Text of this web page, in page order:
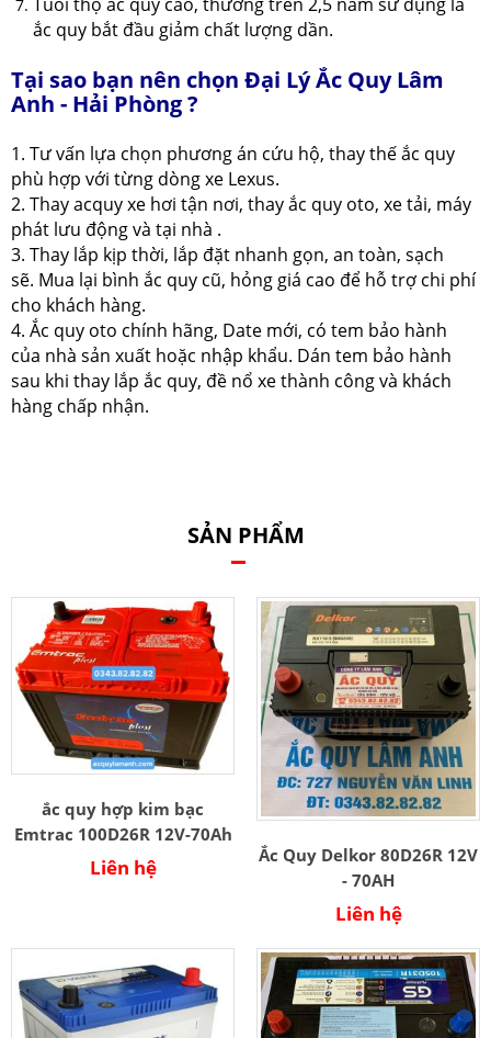
ắc quy bắt đầu giảm chất lượng dần.
Tại sao bạn nên chọn Đại Lý Ắc Quy Lâm
Anh - Hải Phòng ?
1. Tư vấn lựa chọn phương án cứu hộ, thay thế ắc quy
phù hợp với từng dòng xe Lexus.
2. Thay acquy xe hơi tận nơi, thay ắc quy oto, xe tải, máy
phát lưu động và tại nhà .
3. Thay lắp kịp thời, lắp đặt nhanh gọn, an toàn, sạch
sẽ. Mua lại bình ắc quy cũ, hỏng giá cao để hỗ trợ chi phí
cho khách hàng.
4. Ắc quy oto chính hãng, Date mới, có tem bảo hành
của nhà sản xuất hoặc nhập khẩu. Dán tem bảo hành
sau khi thay lắp ắc quy, đề nổ xe thành công và khách
hàng chấp nhận.
SẢN PHẨM
ắc quy hợp kim bạc
Emtrac 100D26R 12V-70Ah
Liên hệ
Ắc Quy Delkor 80D26R 12V
- 70AH
Liên hệ